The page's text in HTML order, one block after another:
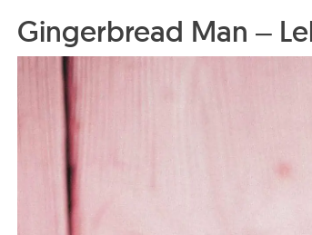
Gingerbread Man –